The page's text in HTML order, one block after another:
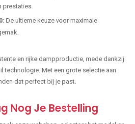
prestaties.
De ultieme keuze voor maximale
en rijke dampproductie, mede dankzij
technologie. Met een grote selectie aan
dat perfect bij je past.
Nog Je Bestelling